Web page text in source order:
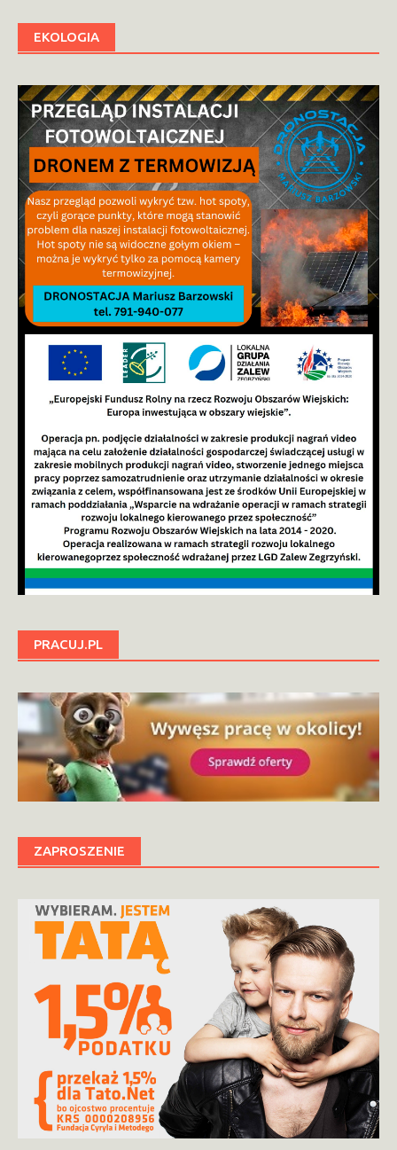
EKOLOGIA
PRACUJ.PL
ZAPROSZENIE